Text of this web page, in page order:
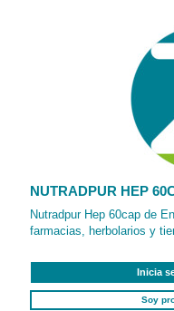
NUTRADPUR HEP
Nutradpur Hep 60cap de
farmacias, herbolarios y
Inicia
Soy